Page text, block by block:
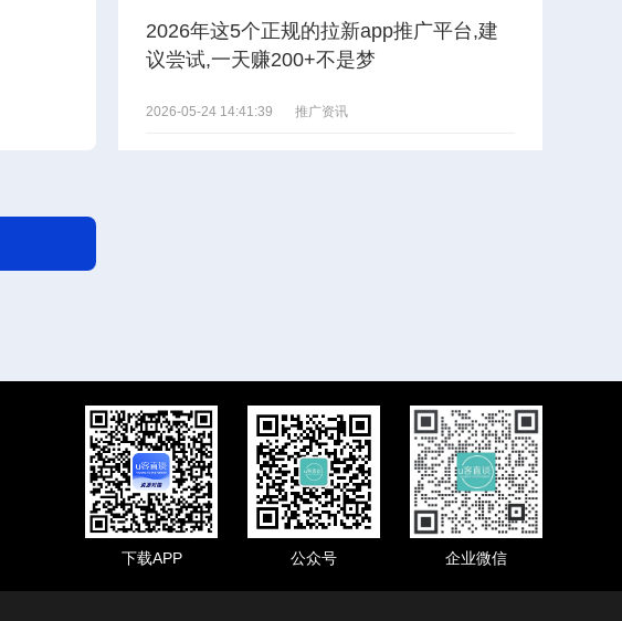
2026年这5个正规的拉新app推广平台,建
议尝试,一天赚200+不是梦
2026-05-24 14:41:39 推广资讯
下载APP 公众号 企业微信